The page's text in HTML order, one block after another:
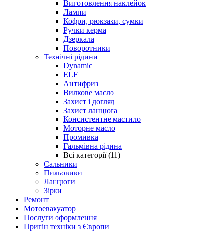
Виготовлення наклейок
Лампи
Кофри, рюкзаки, сумки
Ручки керма
Дзеркала
Поворотники
Технічні рідини
Dynamic
ELF
Антифриз
Вилкове масло
Захист і догляд
Захист ланцюга
Консистентне мастило
Моторне масло
Промивка
Гальмівна рідина
Всі категорії (11)
Сальники
Пильовики
Ланцюги
Зірки
Ремонт
Мотоевакуатор
Послуги оформлення
Пригін техніки з Європи